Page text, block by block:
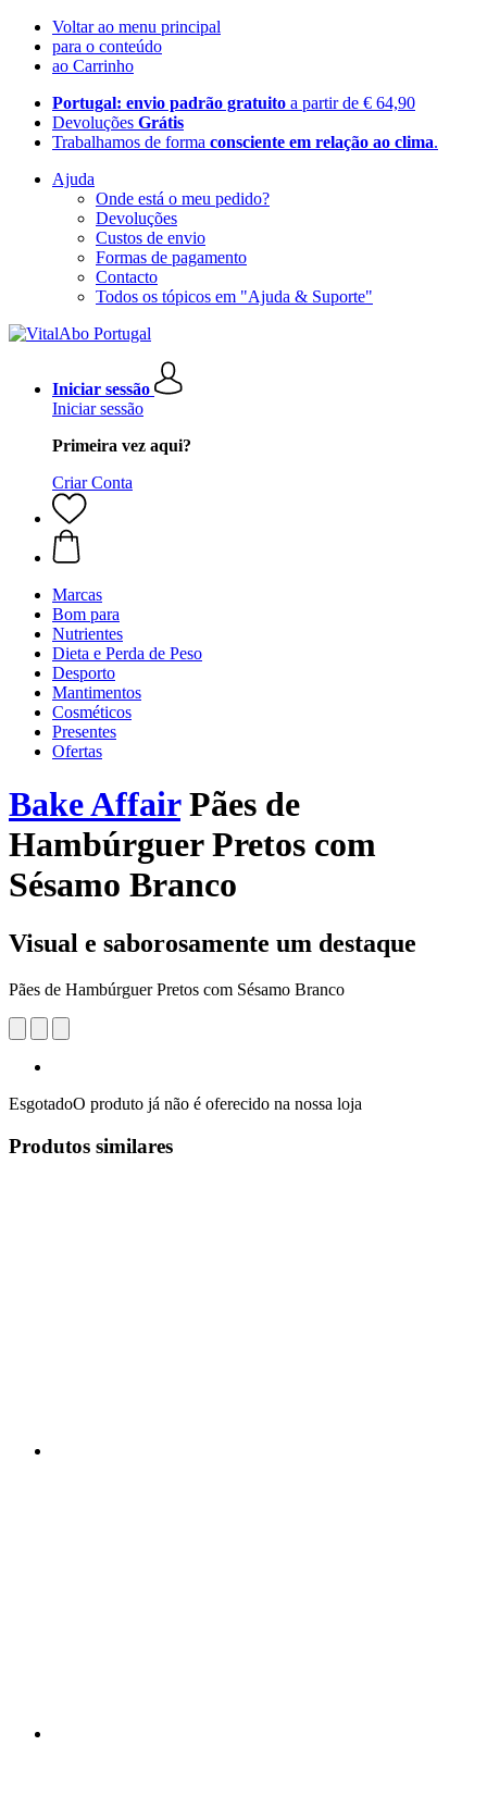
Voltar ao menu principal
para o conteúdo
ao Carrinho
Portugal: envio padrão gratuito a partir de € 64,90
Devoluções Grátis
Trabalhamos de forma consciente em relação ao clima.
Ajuda
Onde está o meu pedido?
Devoluções
Custos de envio
Formas de pagamento
Contacto
Todos os tópicos em "Ajuda & Suporte"
Iniciar sessão
Iniciar sessão
Primeira vez aqui?
Criar Conta
Marcas
Bom para
Nutrientes
Dieta e Perda de Peso
Desporto
Mantimentos
Cosméticos
Presentes
Ofertas
Bake AffairPães de
Hambúrguer Pretos com
Sésamo Branco
Visual e saborosamente um destaque
Pães de Hambúrguer Pretos com Sésamo Branco
EsgotadoO produto já não é oferecido na nossa loja
Produtos similares